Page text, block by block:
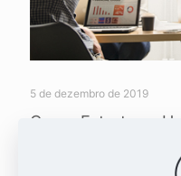
5 de dezembro de 2019
Como Estruturar